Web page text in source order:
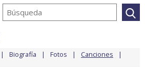
Biografía Fotos Canciones